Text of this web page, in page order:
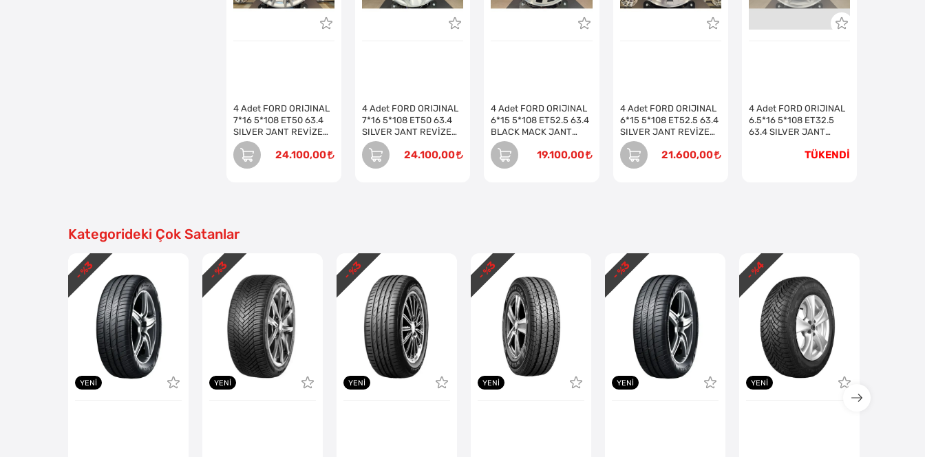
4 Adet FORD ORIJINAL
7*16 5*108 ET50 63.4
SILVER JANT REVİZE
EDİLMİŞ (Takım)
24.100,00
4 Adet FORD ORIJINAL
7*16 5*108 ET50 63.4
SILVER JANT REVİZE
EDİLMİŞ (Takım)
24.100,00
4 Adet FORD ORIJINAL
6*15 5*108 ET52.5 63.4
BLACK MACK JANT
REVİZE EDİLMİŞ (Takım)
19.100,00
4 Adet FORD ORIJINAL
6*15 5*108 ET52.5 63.4
SILVER JANT REVİZE
EDİLMİŞ (Takım)
21.600,00
4 Adet FORD ORIJINAL
6.5*16 5*108 ET32.5
63.4 SILVER JANT
TÜKENDİ
Kategorideki Çok Satanlar
YENI
- %
3
YENI
- %
3
YENI
- %
3
YENI
- %
3
YENI
- %
3
YENI
- %
4